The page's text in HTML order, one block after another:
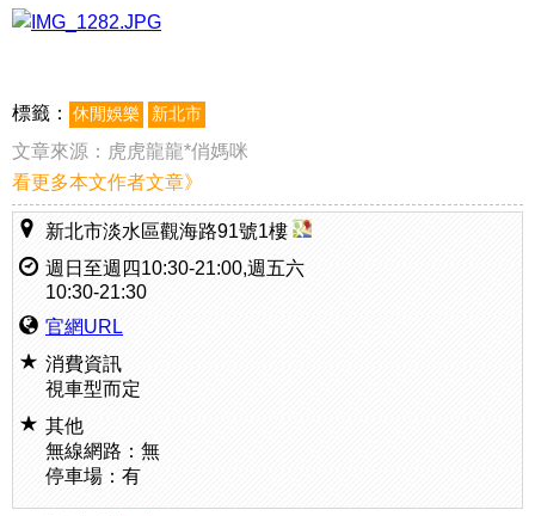
標籤： 休閒娛樂 新北市
文章來源： 虎虎龍龍*俏媽咪
看更多本文作者文章》
新北市淡水區觀海路91號1樓
週日至週四10:30-21:00,週五六
10:30-21:30
官網URL
消費資訊
視車型而定
其他
無線網路：無
停車場：有